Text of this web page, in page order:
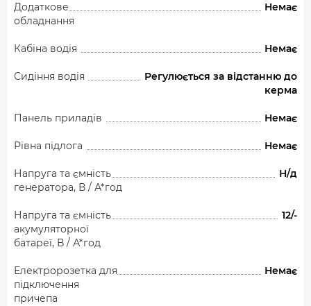
Додаткове
обладнання
Немає
Кабіна водія Немає
Сидіння водія
Регулюється за відстанню до
керма
Панель приладів Немає
Рівна підлога Немає
Напруга та ємність
генератора, В / А*год
Н/д
Напруга та ємність
акумуляторної
батареї, В / А*год
12/-
Електророзетка для
підключення
причепа
Немає